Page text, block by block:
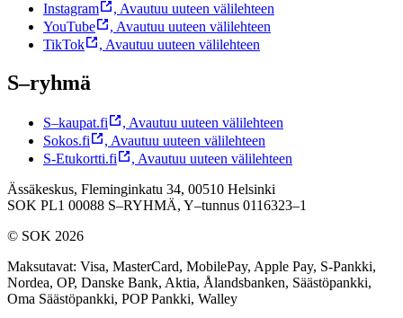
Instagram
, Avautuu uuteen välilehteen
YouTube
, Avautuu uuteen välilehteen
TikTok
, Avautuu uuteen välilehteen
S–ryhmä
S–kaupat.fi , Avautuu uuteen välilehteen
Sokos.fi
, Avautuu uuteen välilehteen
S-Etukortti.fi
, Avautuu uuteen välilehteen
Ässäkeskus, Fleminginkatu 34, 00510 Helsinki
SOK PL1 00088 S–RYHMÄ, Y–tunnus 0116323–1
© SOK 2026
Maksutavat: Visa, MasterCard, MobilePay, Apple Pay, S-Pankki,
Nordea, OP, Danske Bank, Aktia, Ålandsbanken, Säästöpankki,
Oma Säästöpankki, POP Pankki, Walley